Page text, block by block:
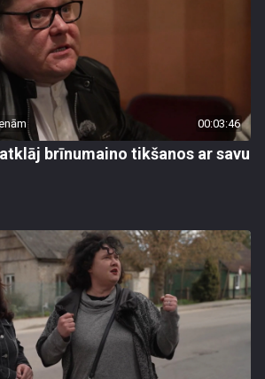
00:03:46
brīnumaino tikšanos ar savu